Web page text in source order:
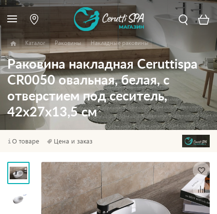
Каталог Раковины Накладные раковины
Раковина накладная Ceruttispa
CR0050 овальная, белая, с
отверстием под сеситель,
42х27х13,5 см
О товаре Цена и заказ